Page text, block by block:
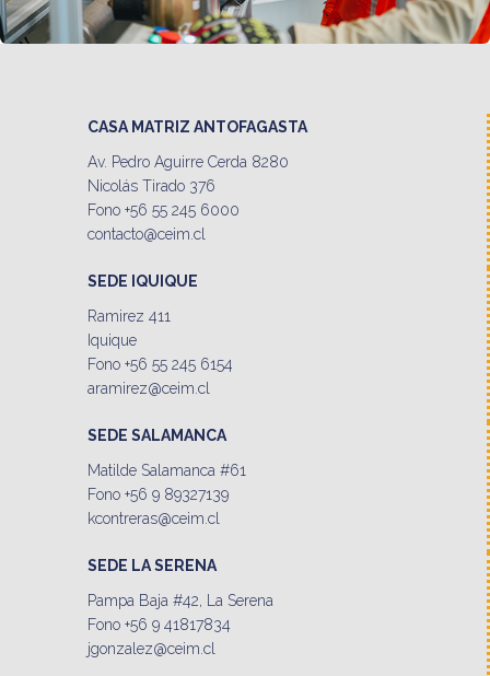
CASA MATRIZ ANTOFAGASTA
Av. Pedro Aguirre Cerda 8280
Nicolás Tirado 376
Fono +56 55 245 6000
contacto@ceim.cl
SEDE IQUIQUE
Ramirez 411
Iquique
Fono +56 55 245 6154
aramirez@ceim.cl
SEDE SALAMANCA
Matilde Salamanca #61
Fono +56 9 89327139
kcontreras@ceim.cl
SEDE LA SERENA
Pampa Baja #42, La Serena
Fono +56 9 41817834
jgonzalez@ceim.cl